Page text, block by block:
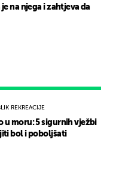
REKREACIJE
u moru: 5 sigurnih vježbi
bol i poboljšati
na njega i zahtjeva da